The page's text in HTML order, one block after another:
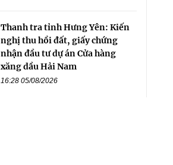
Thanh tra tỉnh Hưng Yên: Kiến
nghị thu hồi đất, giấy chứng
nhận đầu tư dự án Cửa hàng
xăng dầu Hải Nam
16:28 05/08/2026